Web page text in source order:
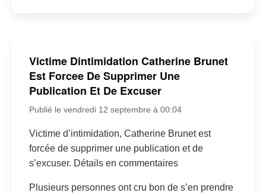
Victime Dintimidation Catherine Brunet
Est Forcee De Supprimer Une
Publication Et De Excuser
Publié le vendredi 12 septembre à 00:04
Victime d’intimidation, Catherine Brunet est
forcée de supprimer une publication et de
s’excuser. Détails en commentaires
Plusieurs personnes ont cru bon de s’en prendre